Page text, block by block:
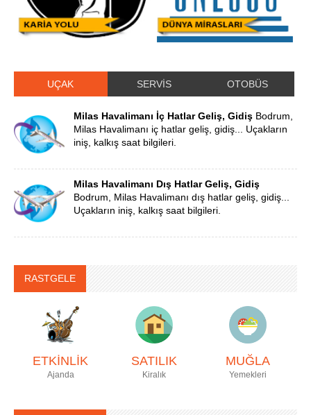
UÇAK SERVİS OTOBÜS
Milas Havalimanı İç Hatlar Geliş, Gidiş Bodrum,
Milas Havalimanı iç hatlar geliş, gidiş... Uçakların
iniş, kalkış saat bilgileri.
Milas Havalimanı Dış Hatlar Geliş, Gidiş
Bodrum, Milas Havalimanı dış hatlar geliş, gidiş...
Uçakların iniş, kalkış saat bilgileri.
RASTGELE
ETKİNLİK
Ajanda
SATILIK
Kiralık
MUĞLA
Yemekleri